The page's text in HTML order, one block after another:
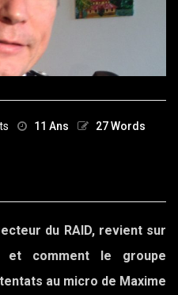
11 Ans
27 Words
du RAID, revient sur
et comment le groupe
au micro de Maxime